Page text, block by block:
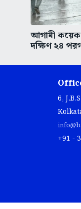
আগামী কয়েক
দক্ষিণ ২৪
6,
+91 -